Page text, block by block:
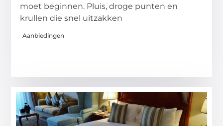
moet beginnen. Pluis, droge punten en
krullen die snel uitzakken
Aanbiedingen